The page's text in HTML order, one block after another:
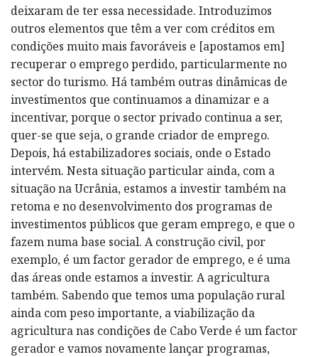
deixaram de ter essa necessidade. Introduzimos
outros elementos que têm a ver com créditos em
condições muito mais favoráveis e [apostamos em]
recuperar o emprego perdido, particularmente no
sector do turismo. Há também outras dinâmicas de
investimentos que continuamos a dinamizar e a
incentivar, porque o sector privado continua a ser,
quer-se que seja, o grande criador de emprego.
Depois, há estabilizadores sociais, onde o Estado
intervém. Nesta situação particular ainda, com a
situação na Ucrânia, estamos a investir também na
retoma e no desenvolvimento dos programas de
investimentos públicos que geram emprego, e que o
fazem numa base social. A construção civil, por
exemplo, é um factor gerador de emprego, e é uma
das áreas onde estamos a investir. A agricultura
também. Sabendo que temos uma população rural
ainda com peso importante, a viabilização da
agricultura nas condições de Cabo Verde é um factor
gerador e vamos novamente lançar programas,